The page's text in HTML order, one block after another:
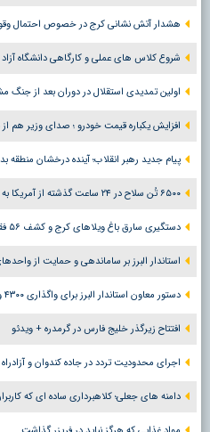
هشدار آتش نشانی کرج در خصوص احتمال
شروع کلاس های عملی و کارگاهی دانشگاه
اولین تمدیدی استقلال در دوران بعد از
افزایش یکباره قیمت خودرو ؛ صدای وزیر هم
پیام جدید رهبر انقلاب؛ آینده درخشان
۶۵۰۰ تُن سلاح در ۲۴ ساعت گذشته از آمریکا به اسرائیل ارسال شد
دستگیری سارق باغ ویلاهای کرج و کشف ۵۶ فقره سرقت
استاندار البرز بر ساماندهی و حمایت از
دستور معاون استاندار البرز برای واگذاری ۴۳۰۰ واحد مسکونی در اشتهارد
افتتاح زیرگذر خلیج فارس در گرمدره + ویدئو
اجرای محدودیت تردد در جاده کندوان و آزادراه تهران –
دامنه های جعلی؛ کلاهبرداری ساده ای که